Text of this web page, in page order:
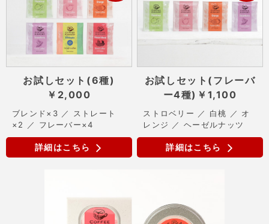
お試しセット(6種)
￥2,000
ブレンド×3 ／ ストレート
×2 ／ フレーバー×4
詳細はこちら
お試しセット(フレーバ
ー4種) ￥1,100
ストロベリー ／ 白桃 ／ オ
レンジ ／ ヘーゼルナッツ
詳細はこちら